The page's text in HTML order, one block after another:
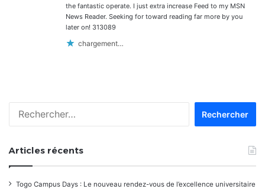
the fantastic operate. I just extra increase Feed to my MSN
News Reader. Seeking for toward reading far more by you
later on! 313089
chargement…
Articles récents
Togo Campus Days : Le nouveau rendez-vous de l’excellence universitaire